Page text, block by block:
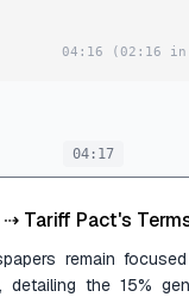
04:16 (02:16 in
04:17
⇢ Tariff Pact's
remain
detailing the 15%